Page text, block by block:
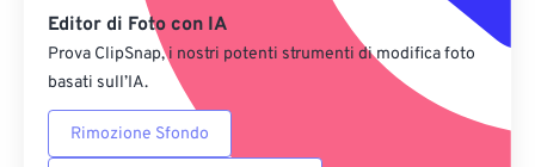
Editor di Foto con IA
Prova ClipSnap, i nostri potenti strumenti di modifica foto
basati sull’IA.
Rimozione Sfondo